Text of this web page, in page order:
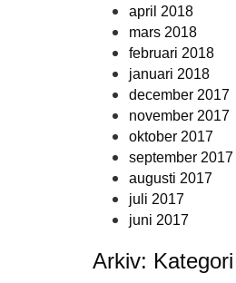
april 2018
mars 2018
februari 2018
januari 2018
december 2017
november 2017
oktober 2017
september 2017
augusti 2017
juli 2017
juni 2017
Arkiv: Kategori